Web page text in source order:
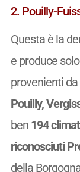
2. Pouilly-
Questa è la
e produce
provenienti
Pouilly,
ben 194
riconosciuti
della